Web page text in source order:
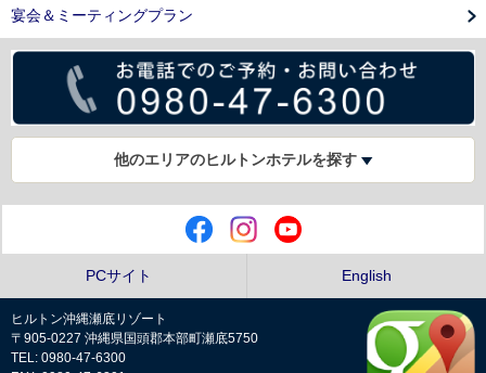
宴会＆ミーティングプラン
他のエリアのヒルトンホテルを探す
PCサイト English
ヒルトン沖縄瀬底リゾート
〒905-0227 沖縄県国頭郡本部町瀬底5750
TEL: 0980-47-6300